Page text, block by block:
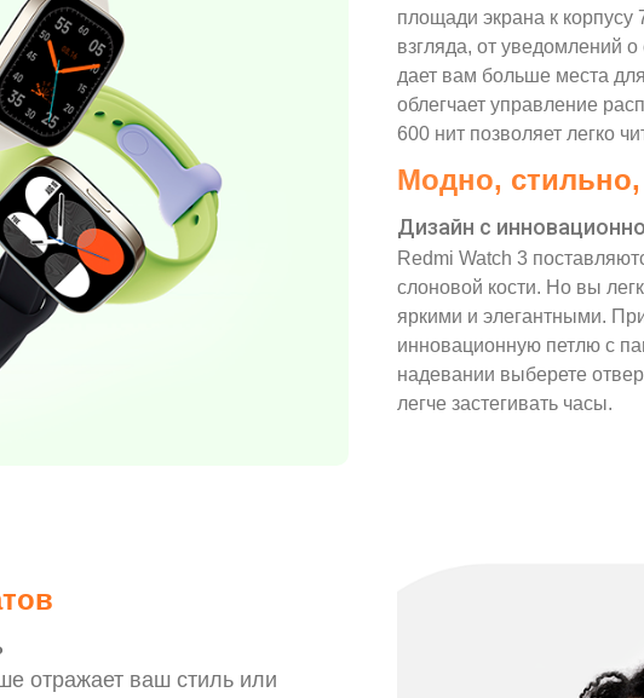
площади экрана к корпусу
взгляда, от уведомлений
дает вам больше места
облегчает управление
600 нит позволяет легко
Модно,
Дизайн с
Redmi Watch 3
слоновой кости. Но вы
яркими и элегантными.
инновационную петлю с
надевании выберете
легче застегивать часы.
отражает ваш стиль или